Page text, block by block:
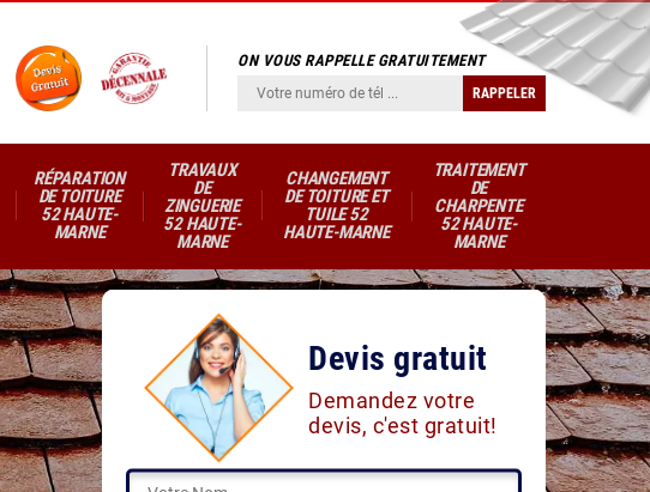
ON VOUS RAPPELLE GRATUITEMENT
RÉPARATION
DE TOITURE
52 HAUTE-
MARNE
TRAVAUX
DE
ZINGUERIE
52 HAUTE-
MARNE
CHANGEMENT
DE TOITURE ET
TUILE 52
HAUTE-MARNE
TRAITEMENT
DE
CHARPENTE
52 HAUTE-
MARNE
Devis gratuit
Demandez votre
devis, c'est gratuit!